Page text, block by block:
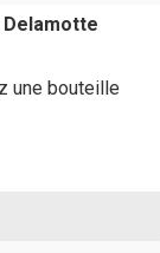
Delamotte
une bouteille